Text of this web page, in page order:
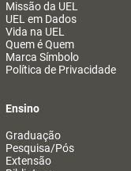
Missão da UEL
UEL em Dados
Vida na UEL
Quem é Quem
Marca Símbolo
Política de Privacidade
Ensino
Graduação
Pesquisa/Pós
Extensão